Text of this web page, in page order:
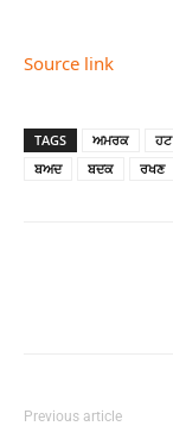
Source link
TAGS ਅਮਰਕ ਹਟ
ਬਅਦ
ਬਦਕ ਰਖਣ
Previous article